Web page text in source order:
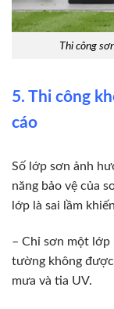
Thi công
5. Thi công
cáo
Số lớp sơn ảnh
năng bảo vệ của
lớp là sai lầm
– Chỉ sơn một lớp
tường không
mưa và tia UV.